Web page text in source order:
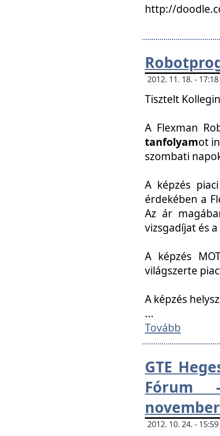
http://
2012. 11. 18. -
Tisztelt
A Flexman
tanfolyamot
szombati
A képzés
érdekében a
Az ár
vizsgadíjat és
A képzés
világszerte
A képzés
...
Tovább
GTE
Fórum
2012. 10. 24. -